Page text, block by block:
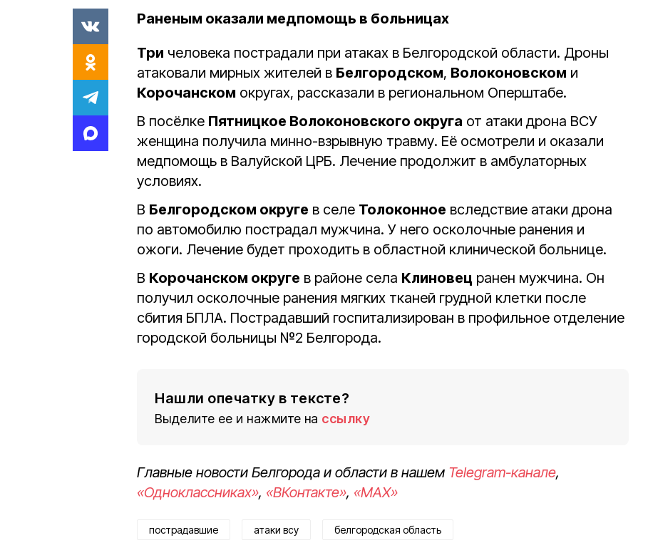
Раненым оказали медпомощь в больницах
Три человека пострадали при атаках в Белгородской области. Дроны
атаковали мирных жителей в Белгородском, Волоконовском и
Корочанском округах, рассказали в региональном Оперштабе.
В посёлке Пятницкое Волоконовского округа от атаки дрона ВСУ
женщина получила минно-взрывную травму. Еë осмотрели и оказали
медпомощь в Валуйской ЦРБ. Лечение продолжит в амбулаторных
условиях.
В Белгородском округе в селе Толоконное вследствие атаки дрона
по автомобилю пострадал мужчина. У него осколочные ранения и
ожоги. Лечение будет проходить в областной клинической больнице.
В Корочанском округе в районе села Клиновец ранен мужчина. Он
получил осколочные ранения мягких тканей грудной клетки после
сбития БПЛА. Пострадавший госпитализирован в профильное отделение
городской больницы №2 Белгорода.
Нашли опечатку в тексте?
Выделите ее и нажмите на ссылку
Главные новости Белгорода и области в нашем Telegram-канале,
«Одноклассниках», «ВКонтакте», «MAX»
пострадавшие атаки всу белгородская область